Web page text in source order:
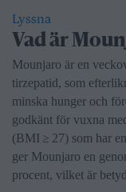
Lyssna
Vad är
Mounjaro är en
tirzepatid, som
minska hunger och
godkänt för vuxna
(BMI ≥ 27) som har
ger Mounjaro en
procent, vilket är